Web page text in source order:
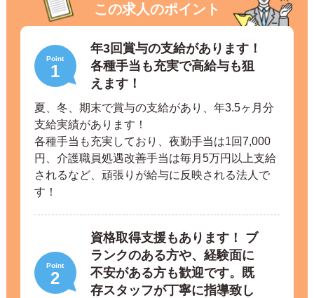
この求人のポイント
Point
1
年3回賞与の支給があります！
各種手当も充実で高給与も狙
えます！
夏、冬、期末で賞与の支給があり、年3.5ヶ月分
支給実績があります！
各種手当も充実しており、夜勤手当は1回7,000
円、介護職員処遇改善手当は毎月5万円以上支給
されるなど、頑張りが給与に反映される法人で
す！
Point
2
資格取得支援もあります！ ブ
ランクのある方や、経験面に
不安がある方も歓迎です。既
存スタッフが丁寧に指導致し